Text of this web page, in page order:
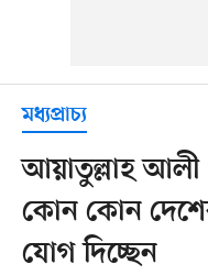
মধ্যপ্রাচ্য
আয়াতুল্লাহ আলী
কোন কোন দেশের
যোগ দিচ্ছেন